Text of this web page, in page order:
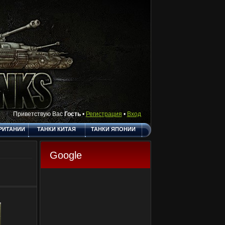
Приветствую Вас Гость•Регистрация • Вход
ТАНКИ КИТАЯ ТАНКИ ЯПОНИИ
ПОЛЕЗНЫЕ
О САЙТЕ
Google